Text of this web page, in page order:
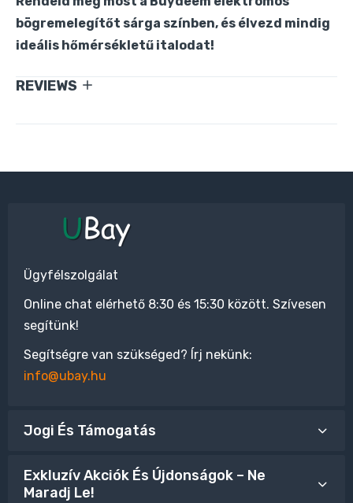
bögremelegítőt sárga színben, és élvezd mindig
ideális hőmérsékletű italodat!
REVIEWS
Ügyfélszolgálat
Online chat elérhető 8:30 és 15:30 között. Szívesen
segítünk!
Segítségre van szükséged? Írj nekünk:
info@ubay.hu
Jogi És Támogatás
Exkluzív Akciók És Újdonságok – Ne
Maradj Le!